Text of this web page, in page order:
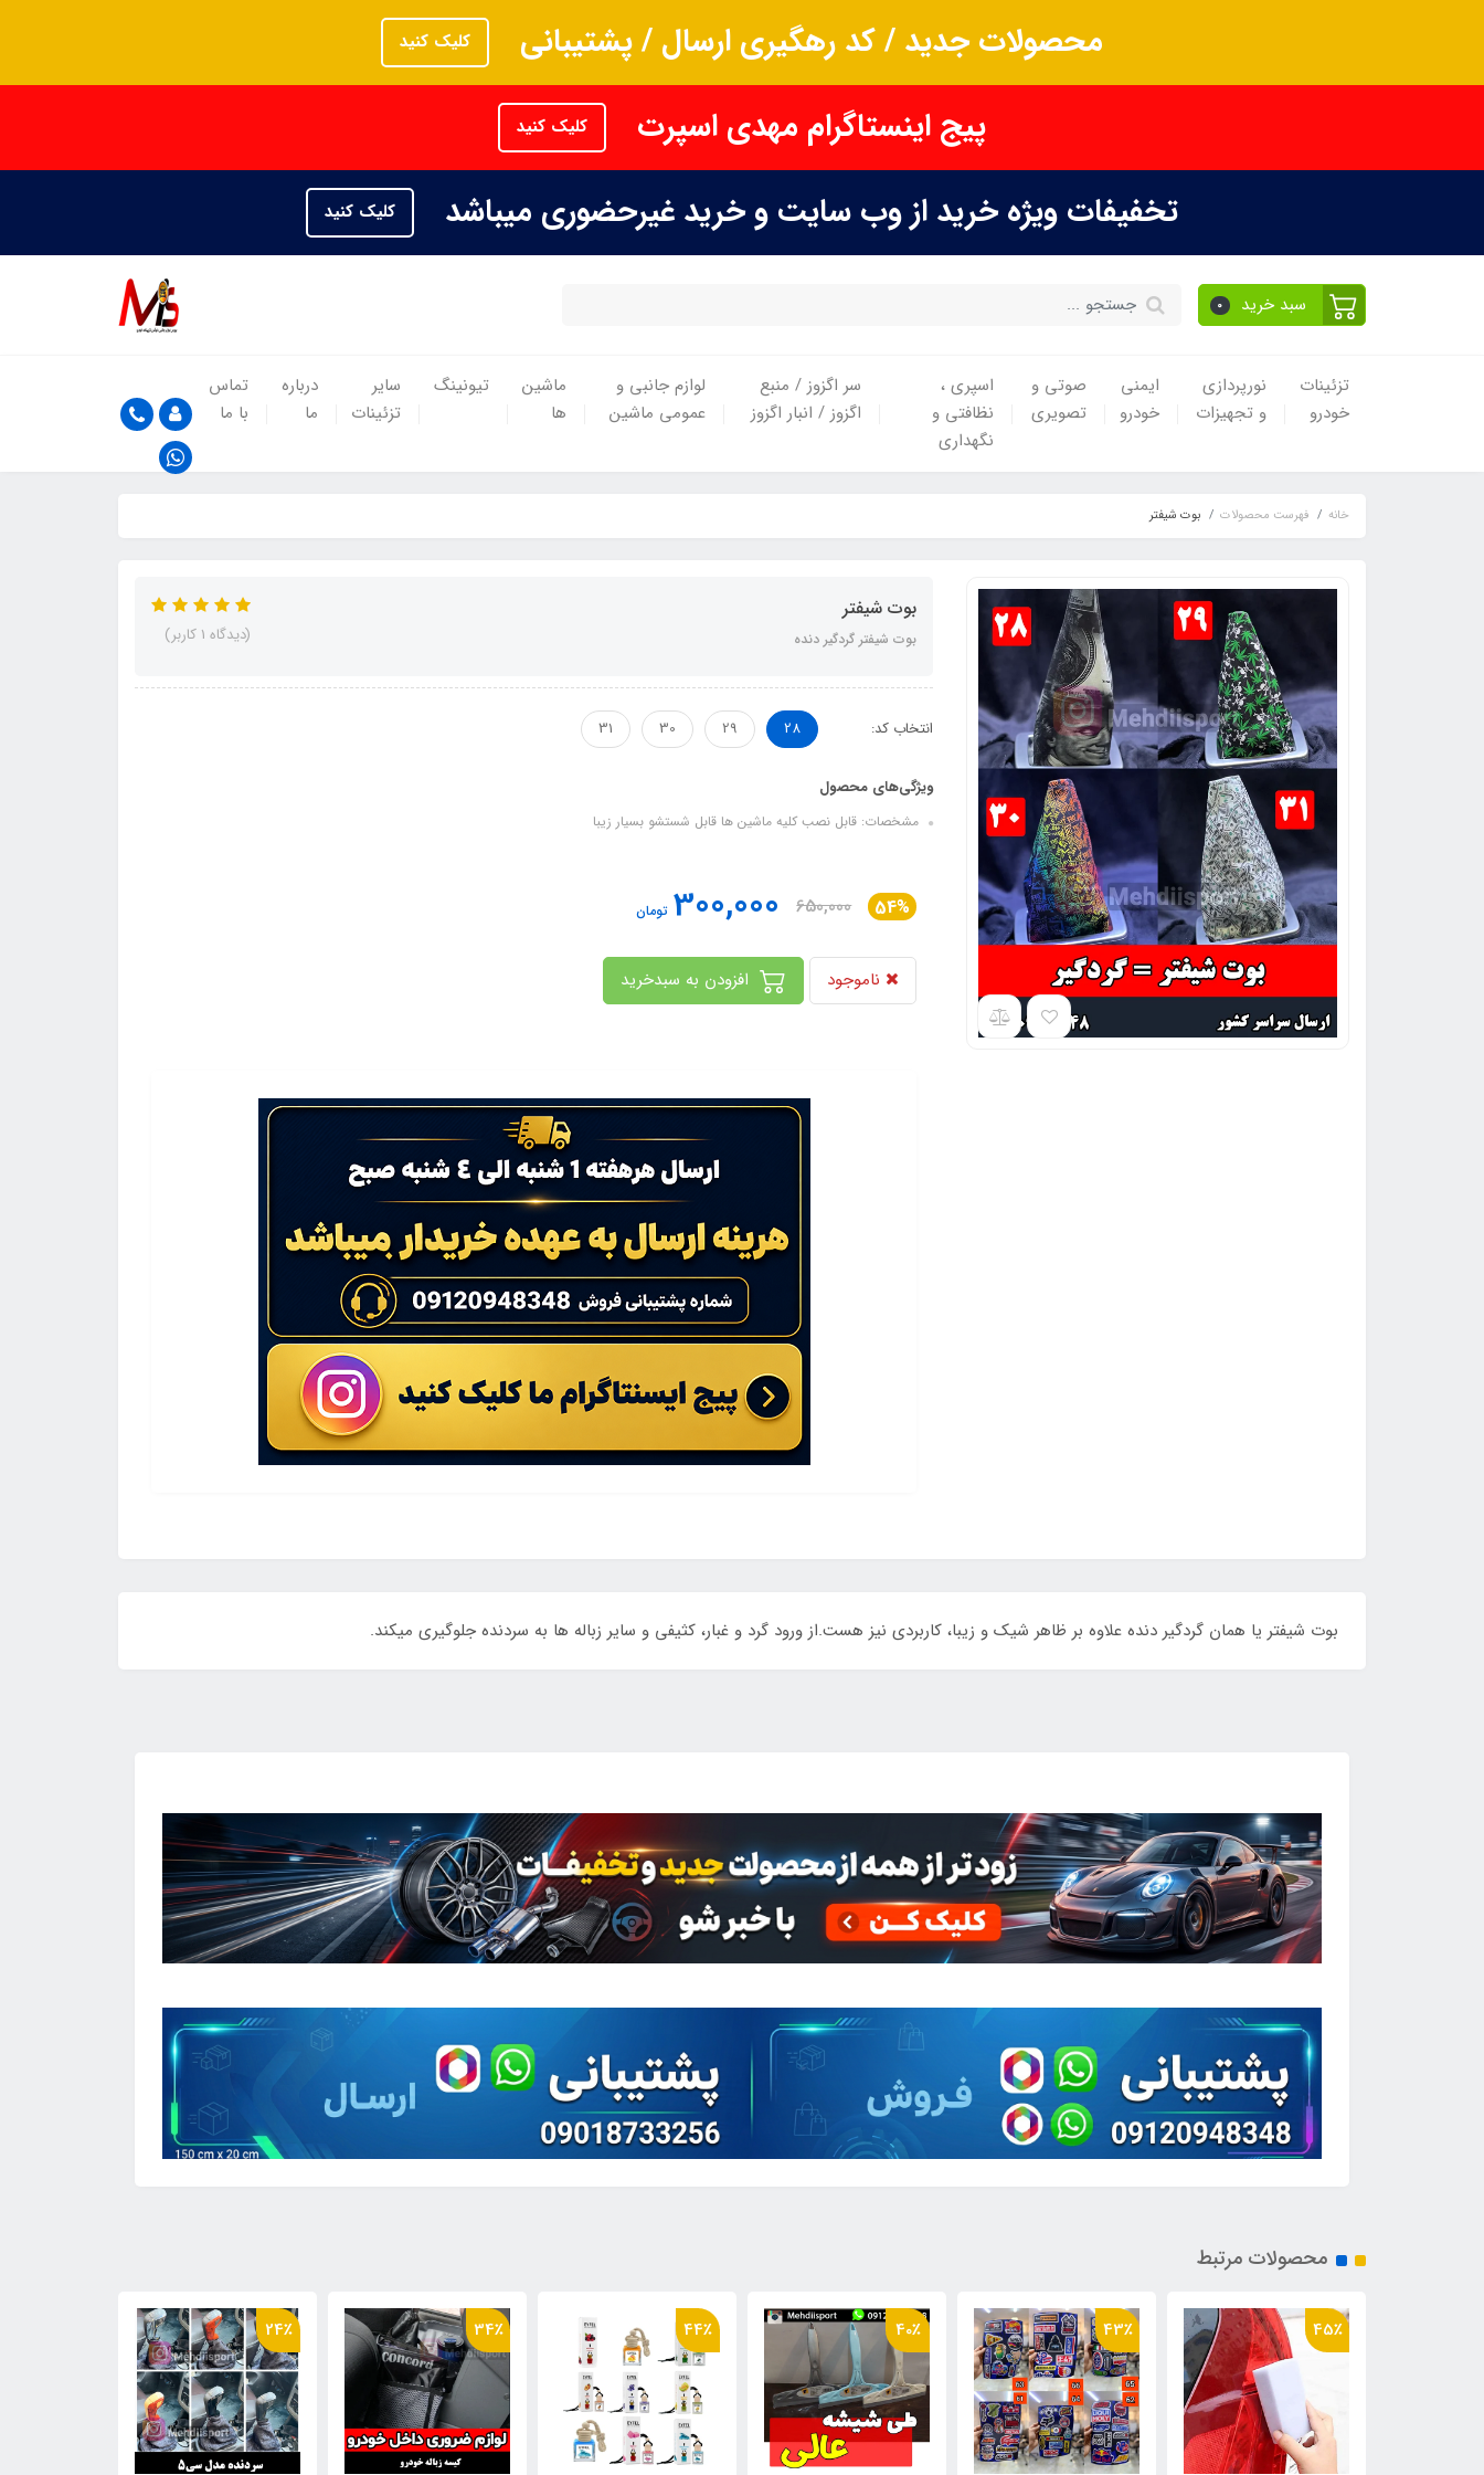
محصولات جدید / کد رهگیری ارسال / پشتیبانی کلیک کنید
پیج اینستاگرام مهدی اسپرت کلیک کنید
تخفیفات ویژه خرید از وب سایت و خرید غیرحضوری میباشد کلیک کنید
سبد خرید 0
تزئینات
خودرو
نورپردازی
و تجهیزات
ایمنی
خودرو
صوتی و
تصویری
اسپری ،
نظافتی و
نگهداری
سر اگزوز / منبع
اگزوز / انبار اگزوز
لوازم جانبی و
عمومی ماشین
ماشین
ها
تیونینگ
سایر
تزئینات
درباره
ما
تماس
با ما
خانه فهرست محصولات بوت شیفتر
بوت شیفتر
بوت شیفتر گردگیر دنده (دیدگاه 1 کاربر)
انتخاب کد: 28
29
30
31
ویژگی‌های محصول
مشخصات: قابل نصب کلیه ماشین ها قابل شستشو بسیار زیبا
54%
650,000
300,000 تومان
ناموجود
بوت شیفتر یا همان گردگیر دنده علاوه بر ظاهر شیک و زیبا، کاربردی نیز هست.از ورود گرد و غبار، کثیفی و سایر زباله ها به سردنده جلوگیری‌ میکند.
محصولات مرتبط
43٪ 40٪ 44٪ 34٪ 24٪ 34٪